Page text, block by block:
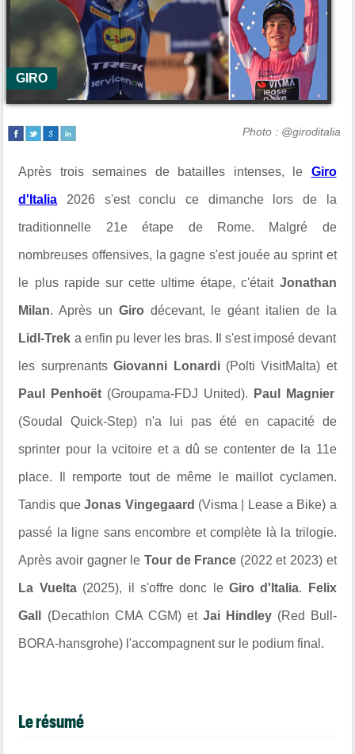
GIRO
Photo : @giroditalia
Après trois semaines de batailles intenses, le Giro
d'Italia 2026 s'est conclu ce dimanche lors de la
traditionnelle 21e étape de Rome. Malgré de
nombreuses offensives, la gagne s'est jouée au sprint et
le plus rapide sur cette ultime étape, c'étaitJonathan
Milan. Après un Giro décevant, le géant italien de la
Lidl-Trek a enfin pu lever les bras. Il s'est imposé devant
les surprenantsGiovanni Lonardi (Polti VisitMalta) et
Paul Penhoët (Groupama-FDJ United). Paul Magnier
(Soudal Quick-Step) n'a lui pas été en capacité de
sprinter pour la vcitoire et a dû se contenter de la 11e
place. Il remporte tout de même le maillot cyclamen.
Tandis queJonas Vingegaard (Visma | Lease a Bike) a
passé la ligne sans encombre et complète là la trilogie.
Après avoir gagner le Tour de France (2022 et 2023) et
La Vuelta(2025), il s'offre donc leGiro d'Italia. Felix
Gall (Decathlon CMA CGM) etJai Hindley(Red Bull-
BORA-hansgrohe) l'accompagnent sur le podium final.
Le résumé